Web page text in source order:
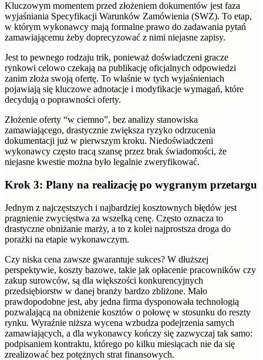
Kluczowym momentem przed złożeniem dokumentów jest faza
wyjaśniania Specyfikacji Warunków Zamówienia (SWZ). To etap,
w którym wykonawcy mają formalne prawo do zadawania pytań
zamawiającemu żeby doprecyzować z nimi niejasne zapisy.
Jest to pewnego rodzaju trik, ponieważ doświadczeni gracze
rynkowi celowo czekają na publikację oficjalnych odpowiedzi
zanim złoża swoją ofertę. To właśnie w tych wyjaśnieniach
pojawiają się kluczowe adnotacje i modyfikacje wymagań, które
decydują o poprawności oferty.
Złożenie oferty “w ciemno”, bez analizy stanowiska
zamawiającego, drastycznie zwiększa ryzyko odrzucenia
dokumentacji już w pierwszym kroku. Niedoświadczeni
wykonawcy często tracą szansę przez brak świadomości, że
niejasne kwestie można było legalnie zweryfikować.
Krok 3: Plany na realizację po wygranym przetargu
Jednym z najczęstszych i najbardziej kosztownych błędów jest
pragnienie zwycięstwa za wszelką cenę. Często oznacza to
drastyczne obniżanie marży, a to z kolei najprostsza droga do
porażki na etapie wykonawczym.
Czy niska cena zawsze gwarantuje sukces? W dłuższej
perspektywie, koszty bazowe, takie jak opłacenie pracowników czy
zakup surowców, są dla większości konkurencyjnych
przedsiębiorstw w danej branży bardzo zbliżone. Mało
prawdopodobne jest, aby jedna firma dysponowała technologią
pozwalającą na obniżenie kosztów o połowę w stosunku do reszty
rynku. Wyraźnie niższa wycena wzbudza podejrzenia samych
zamawiających, a dla wykonawcy kończy się zazwyczaj tak samo:
podpisaniem kontraktu, którego po kilku miesiącach nie da się
zrealizować bez potężnych strat finansowych.